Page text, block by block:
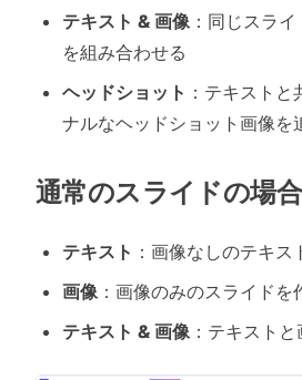
テキスト & 画像：同じスラ
を組み合わせる
ヘッドショット ：テキスト
ナルなヘッドショット画像を
通常のスライドの場合
テキスト ：画像なしのテキ
画像：画像のみのスライドを
テキスト & 画像：テキストと